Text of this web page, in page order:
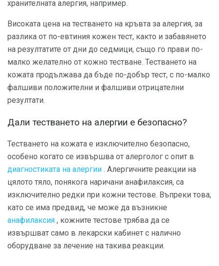
хранителната алергия, например.
Високата цена на тестването на кръвта за алергия, за
разлика от по-евтиния кожен тест, както и забавянето
на резултатите от дни до седмици, също го прави по-
малко желателно от кожно тестване. Тестването на
кожата продължава да бъде по-добър тест, с по-малко
фалшиви положителни и фалшиви отрицателни
резултати.
Дали тестването на алергии е безопасно?
Тестването на кожата е изключително безопасно,
особено когато се извършва от алерголог с опит в
диагностиката на алергии . Алергичните реакции на
цялото тяло, понякога наричани анафилаксия, са
изключително редки при кожни тестове. Въпреки това,
като се има предвид, че може да възникне
анафилаксия , кожните тестове трябва да се
извършват само в лекарски кабинет с налично
оборудване за лечение на такива реакции.